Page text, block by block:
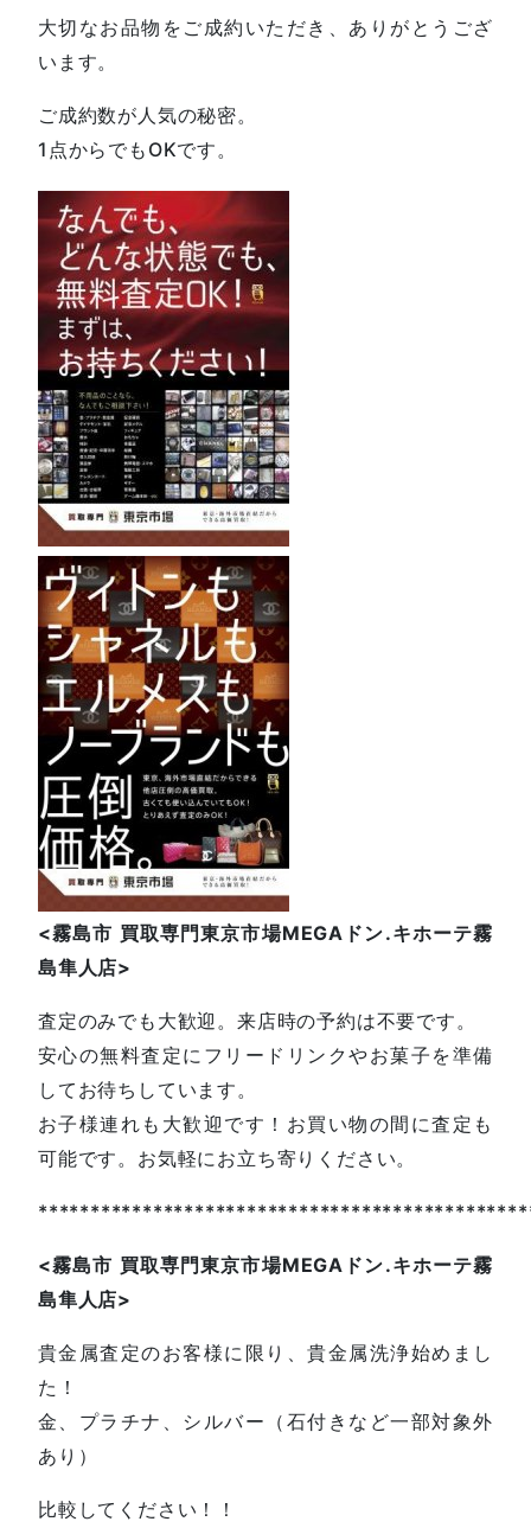
大切なお品物をご成約いただき、ありがとうござ
います。
ご成約数が人気の秘密。
1点からでもOKです。
<霧島市 買取専門東京市場MEGA ドン.キホーテ霧
島隼人店>
査定のみでも大歓迎。来店時の予約は不要です。
安心の無料査定にフリードリンクやお菓子を準備
してお待ちしています。
お子様連れも大歓迎です！お買い物の間に査定も
可能です。お気軽にお立ち寄りください。
<霧島市 買取専門東京市場MEGA ドン.キホーテ霧
島隼人店>
貴金属査定のお客様に限り、貴金属洗浄始めまし
た！
金、プラチナ、シルバー（石付きなど一部対象外
あり）
比較してください！！